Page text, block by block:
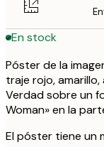
En stock
Póster de la
traje rojo,
Verdad sobre un
Woman» en la
El póster tiene un